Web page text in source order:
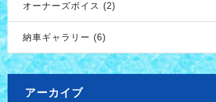
オーナーズボイス (2)
納車ギャラリー (6)
アーカイブ